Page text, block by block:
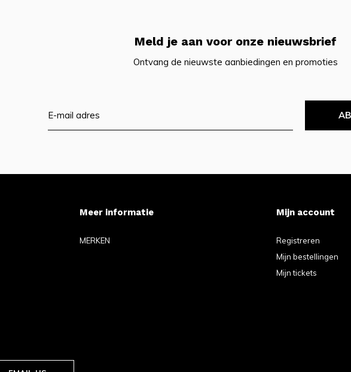
Meld je aan voor onze nieuwsbrief
Ontvang de nieuwste aanbiedingen en promoties
Meer informatie
MERKEN
Mijn account
Registreren
Mijn bestellingen
Mijn tickets